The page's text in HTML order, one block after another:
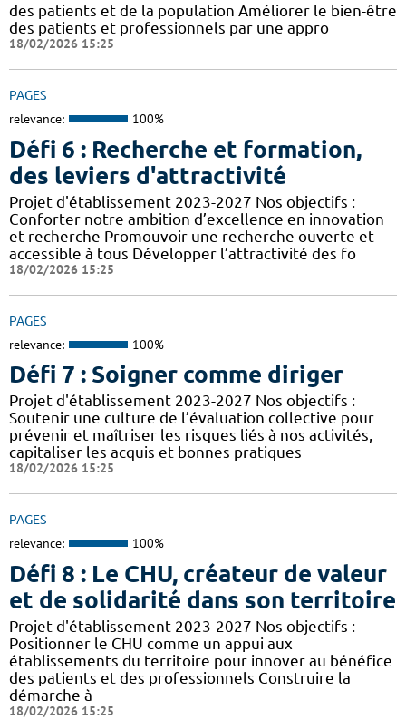
des patients et de la population Améliorer le bien-être
des patients et professionnels par une appro
18/02/2026 15:25
PAGES
relevance: 100%
Défi 6 : Recherche et formation,
des leviers d'attractivité
Projet d'établissement 2023-2027 Nos objectifs :
Conforter notre ambition d’excellence en innovation
et recherche Promouvoir une recherche ouverte et
accessible à tous Développer l’attractivité des fo
18/02/2026 15:25
PAGES
relevance: 100%
Défi 7 : Soigner comme diriger
Projet d'établissement 2023-2027 Nos objectifs :
Soutenir une culture de l’évaluation collective pour
prévenir et maîtriser les risques liés à nos activités,
capitaliser les acquis et bonnes pratiques
18/02/2026 15:25
PAGES
relevance: 100%
Défi 8 : Le CHU, créateur de valeur
et de solidarité dans son territoire
Projet d'établissement 2023-2027 Nos objectifs :
Positionner le CHU comme un appui aux
établissements du territoire pour innover au bénéfice
des patients et des professionnels Construire la
démarche à
18/02/2026 15:25